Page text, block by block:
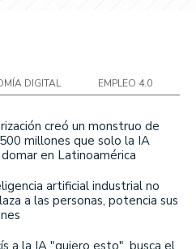
DIGITAL EMPLEO 4.0
creó un monstruo de
millones que solo la IA
en Latinoamérica
artificial industrial no
a las personas, potencia sus